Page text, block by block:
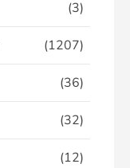
(3)
(1207)
(36)
(32)
(12)